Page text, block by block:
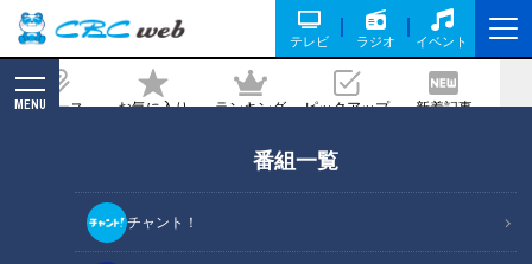
テレビ ラジオ イベント
ニュース お気に入り ランキング ピックアップ 新着記事
MENU
番組一覧
チャント！
『ねぎまぶし丼』をいただきます！【チ
ャント！】